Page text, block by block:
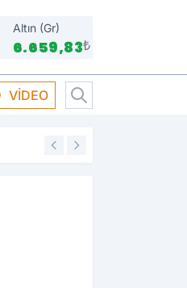
Altın (Gr)
6.659,83₺
VİDEO
16:58